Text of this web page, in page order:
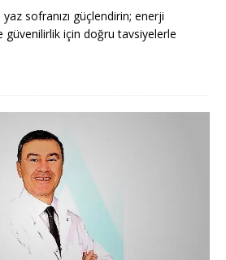
sofranızı güçlendirin; enerji
güvenilirlik için doğru tavsiyelerle